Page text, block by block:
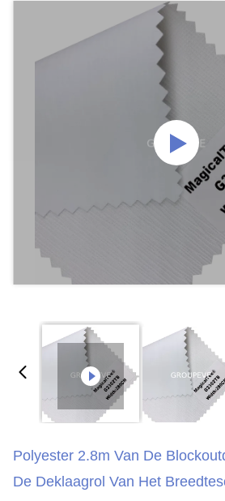
Polyester 2.8m Van De
De Deklaagrol Van Het